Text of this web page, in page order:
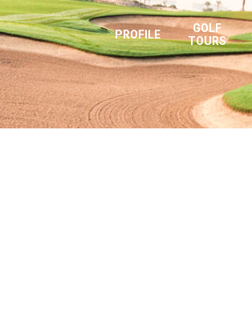
PROFILE
GOLF
TOURS